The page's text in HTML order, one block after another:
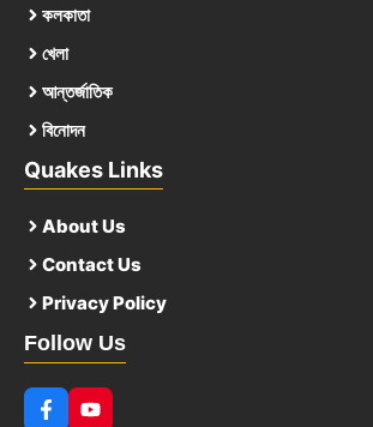
কলকাতা
খেলা
আন্তর্জাতিক
বিনোদন
Quakes Links
About Us
Contact Us
Privacy Policy
Follow Us